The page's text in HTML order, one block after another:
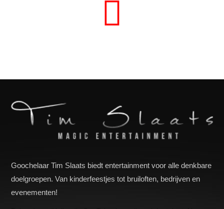
Goochelaar Tim Slaats biedt entertainment voor alle denkbare
doelgroepen. Van kinderfeestjes tot bruiloften, bedrijven en
evenementen!